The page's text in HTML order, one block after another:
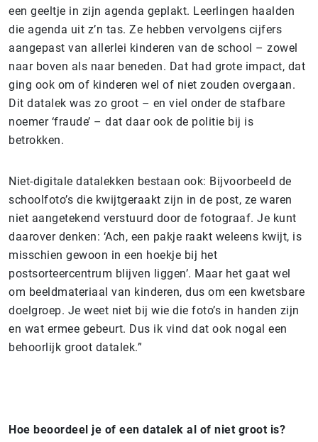
een geeltje in zijn agenda geplakt. Leerlingen haalden
die agenda uit z’n tas. Ze hebben vervolgens cijfers
aangepast van allerlei kinderen van de school – zowel
naar boven als naar beneden. Dat had grote impact, dat
ging ook om of kinderen wel of niet zouden overgaan.
Dit datalek was zo groot – en viel onder de stafbare
noemer ‘fraude’ – dat daar ook de politie bij is
betrokken.
Niet-digitale datalekken bestaan ook: Bijvoorbeeld de
schoolfoto’s die kwijtgeraakt zijn in de post, ze waren
niet aangetekend verstuurd door de fotograaf. Je kunt
daarover denken: ‘Ach, een pakje raakt weleens kwijt, is
misschien gewoon in een hoekje bij het
postsorteercentrum blijven liggen’. Maar het gaat wel
om beeldmateriaal van kinderen, dus om een kwetsbare
doelgroep. Je weet niet bij wie die foto’s in handen zijn
en wat ermee gebeurt. Dus ik vind dat ook nogal een
behoorlijk groot datalek.”
Hoe beoordeel je of een datalek al of niet groot is?